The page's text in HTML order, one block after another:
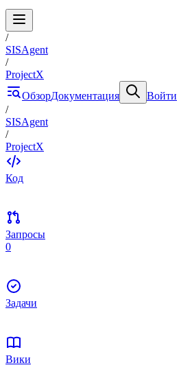
/
SISAgent
/
ProjectX
ОбзорДокументация
Войти
/
SISAgent
/
ProjectX
Код
Запросы
0
Задачи
Вики